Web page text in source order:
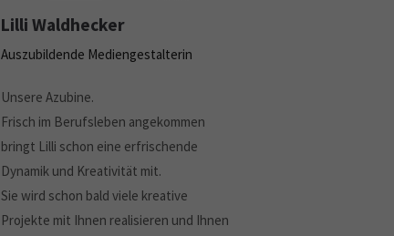
Lilli Waldhecker
Auszubildende Mediengestalterin
Unsere Azubine.
Frisch im Berufsleben angekommen
bringt Lilli schon eine erfrischende
Dynamik und Kreativität mit.
Sie wird schon bald viele kreative
Projekte mit Ihnen realisieren und Ihnen